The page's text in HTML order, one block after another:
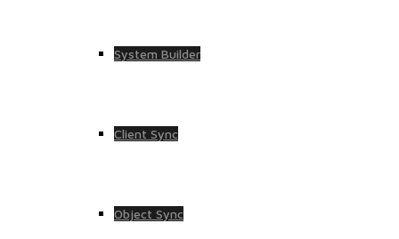
System Builder
Client Sync
Object Sync